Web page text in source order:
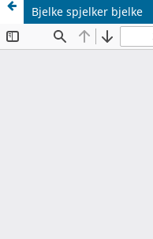
Bjelke spjelker bjelke